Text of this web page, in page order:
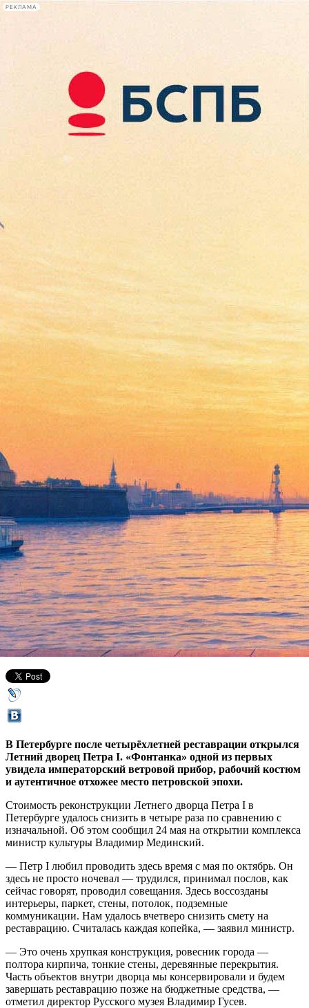
РЕКЛАМА
Сегодня:
2026.08.08
09:52
Афиша Plus
Императорский хайтек и
изгнанная плесень Летнего
дворца
24 мая 2018,20:33 Версия для печати
В Петербурге после четырёхлетней реставрации открылся
Летний дворец Петра I. «Фонтанка» одной из первых
увидела императорский ветровой прибор, рабочий костюм
и аутентичное отхожее место петровской эпохи.
Стоимость реконструкции Летнего дворца Петра I в
Петербурге удалось снизить в четыре раза по сравнению с
изначальной. Об этом сообщил 24 мая на открытии комплекса
министр культуры Владимир Мединский.
— Петр I любил проводить здесь время с мая по октябрь. Он
здесь не просто ночевал — трудился, принимал послов, как
сейчас говорят, проводил совещания. Здесь воссозданы
интерьеры, паркет, стены, потолок, подземные
коммуникации. Нам удалось вчетверо снизить смету на
реставрацию. Считалась каждая копейка, — заявил министр.
— Это очень хрупкая конструкция, ровесник города —
полтора кирпича, тонкие стены, деревянные перекрытия.
Часть объектов внутри дворца мы консервировали и будем
завершать реставрацию позже на бюджетные средства, —
отметил директор Русского музея Владимир Гусев.